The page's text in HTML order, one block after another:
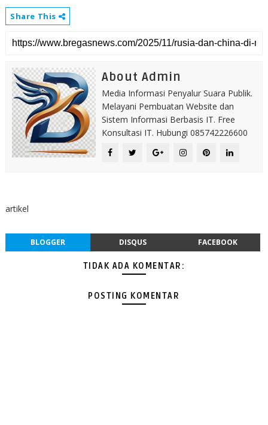
Share This
About Admin
Media Informasi Penyalur Suara Publik.
Melayani Pembuatan Website dan
Sistem Informasi Berbasis IT. Free
Konsultasi IT. Hubungi 085742226600
artikel
BLOGGER DISQUS FACEBOOK
TIDAK ADA KOMENTAR:
POSTING KOMENTAR